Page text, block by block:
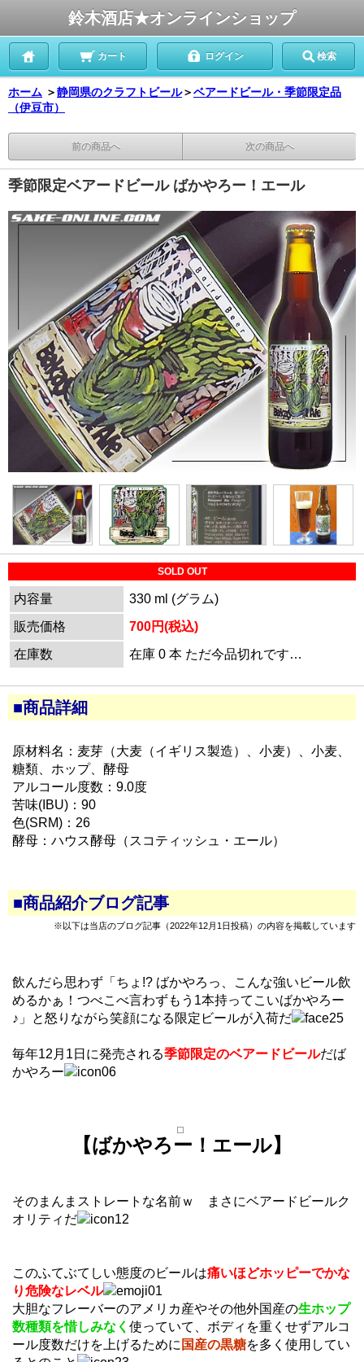
鈴木酒店★オンラインショップ
カート ログイン 検索
ホーム ＞静岡県のクラフトビール＞ベアードビール・季節限定品
（伊豆市）
前の商品へ 次の商品へ
季節限定ベアードビール ばかやろー！エール
SOLD OUT
内容量
330 ml (グラム)
販売価格
700円(税込)
在庫数
在庫 0 本 ただ今品切れです…
■商品詳細
原材料名：麦芽（大麦（イギリス製造）、小麦）、小麦、
糖類、ホップ、酵母
アルコール度数：9.0度
苦味(IBU)：90
色(SRM)：26
酵母：ハウス酵母（スコティッシュ・エール）
■商品紹介ブログ記事
※以下は当店のブログ記事（2022年12月1日投稿）の内容を掲載しています
飲んだら思わず「ちょ!? ばかやろっ、こんな強いビール飲
めるかぁ！つべこべ言わずもう1本持ってこいばかやろー
♪」と怒りながら笑顔になる限定ビールが入荷だ
毎年12月1日に発売される季節限定のベアードビールだば
かやろー
【ばかやろー！エール】
そのまんまストレートな名前ｗ まさにベアードビールク
オリティだ
このふてぶてしい態度のビールは痛いほどホッピーでかな
り危険なレベル
大胆なフレーバーのアメリカ産やその他外国産の生ホップ
数種類を惜しみなく 使っていて、ボディを重くせずアルコ
ール度数だけを上げるために 国産の黒糖を多く使用してい